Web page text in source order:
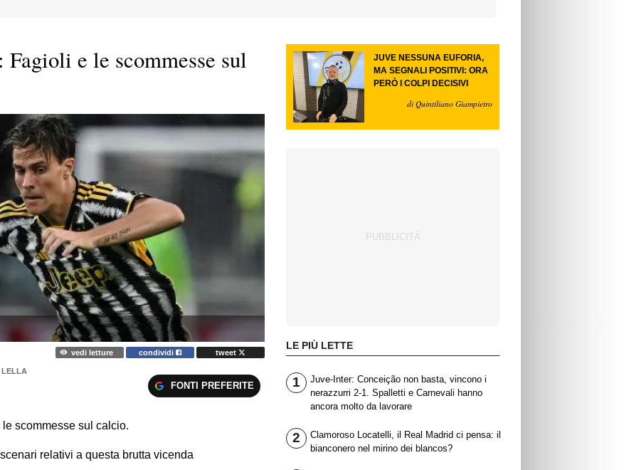
e le scommesse sul
vedi letture condividi tweet
LELLA
FONTI PREFERITE
le scommesse sul calcio.
relativi a questa brutta vicenda
JUVE NESSUNA EUFORIA,
MA SEGNALI POSITIVI: ORA
PERÒ I COLPI DECISIVI
di Quintiliano Giampietro
LE PIÙ LETTE
1
Juve-Inter: Conceição non basta, vincono i
nerazzurri 2-1. Spalletti e Carnevali hanno
ancora molto da lavorare
2
Clamoroso Locatelli, il Real Madrid ci pensa: il
bianconero nel mirino dei blancos?